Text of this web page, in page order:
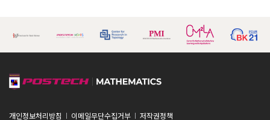
개인정보처리방침 이메일무단수집거부 저작권정책